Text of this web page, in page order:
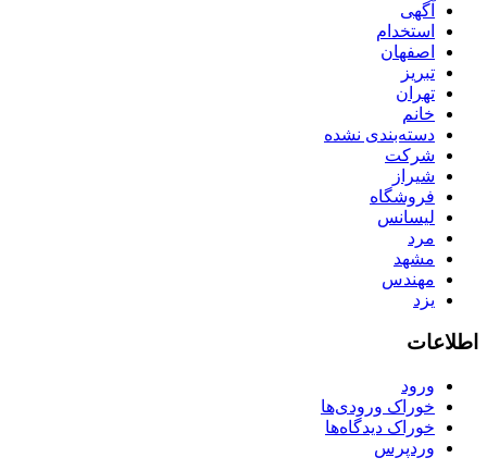
آگهی
استخدام
اصفهان
تبریز
تهران
خانم
دسته‌بندی نشده
شرکت
شیراز
فروشگاه
لیسانس
مرد
مشهد
مهندس
یزد
اطلاعات
ورود
خوراک ورودی‌ها
خوراک دیدگاه‌ها
وردپرس